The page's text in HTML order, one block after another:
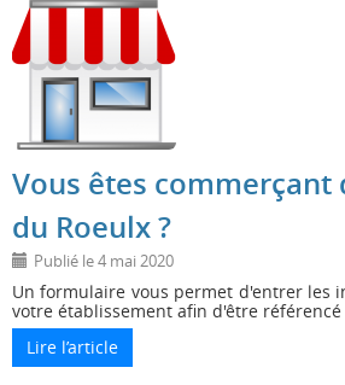
Vous êtes commerçant
du Roeulx ?
4 mai 2020
Un formulaire vous permet d'entrer les
votre établissement afin d'être référencé
Lire l’article